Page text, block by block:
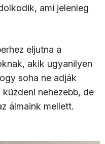
ami jelenleg
eljutna a
akik ugyanilyen
soha ne adják
nehezebb, de
álmaink mellett.